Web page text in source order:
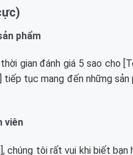
phẩm
gian đánh giá 5 sao cho
tục mang đến những
viên
chúng tôi rất vui khi biết